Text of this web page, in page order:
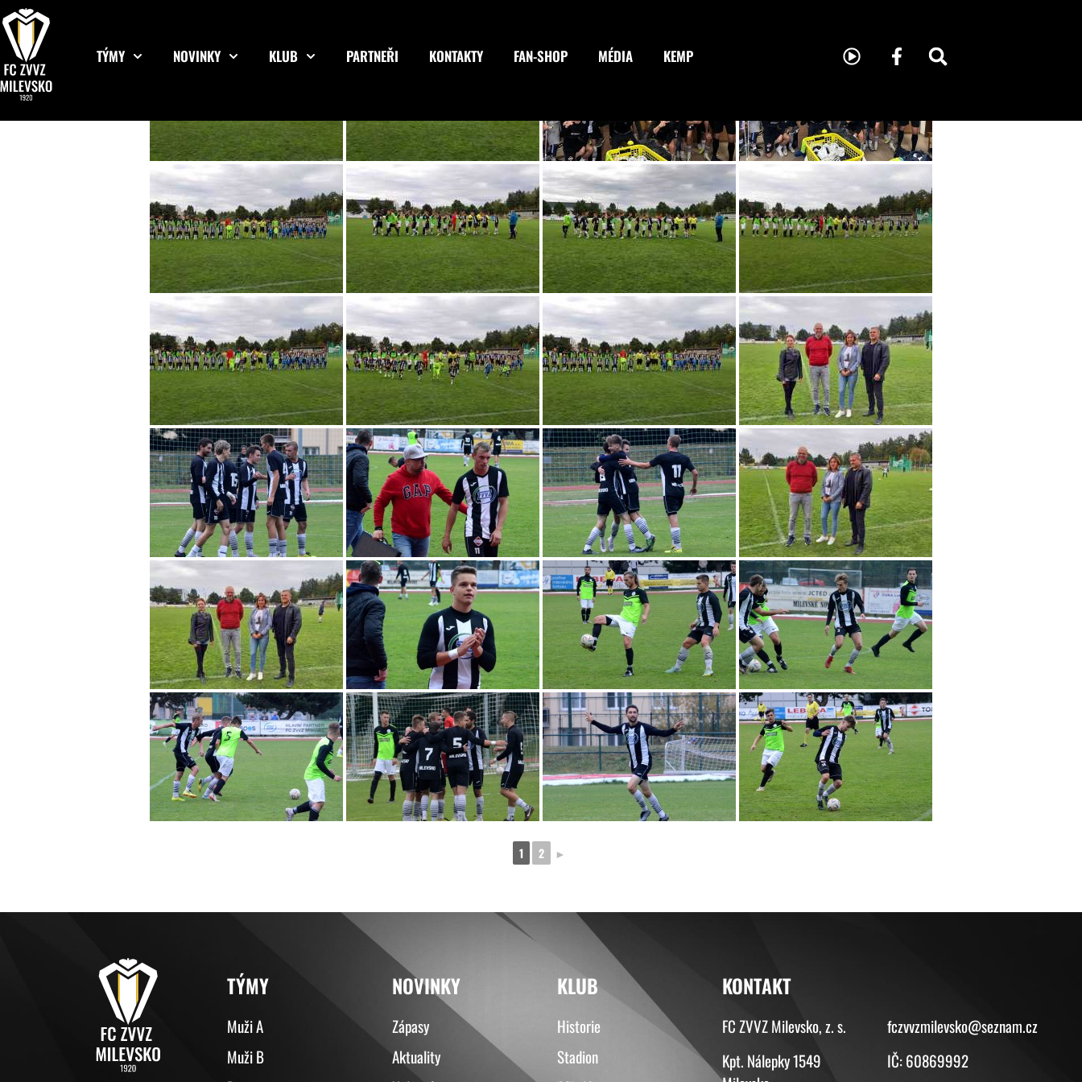
TÝMY NOVINKY KLUB PARTNEŘI KONTAKTY FAN-SHOP MÉDIA KEMP
1 2 ►
TÝMY
Muži A
Muži B
NOVINKY
Zápasy
Aktuality
KLUB
Historie
Stadion
KONTAKT
FC ZVVZ Milevsko, z. s.
Kpt. Nálepky 1549
fczvvzmilevsko@seznam.cz
IČ: 60869992